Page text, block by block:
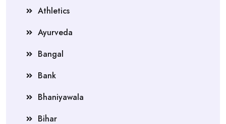
Athletics
Ayurveda
Bangal
Bank
Bhaniyawala
Bihar